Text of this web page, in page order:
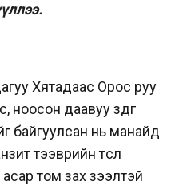
Хятадаас Орос руу
даавуу зөөдөг
байгуулсан нь манайд
тээврийн төсөл
том зах зээлтэй